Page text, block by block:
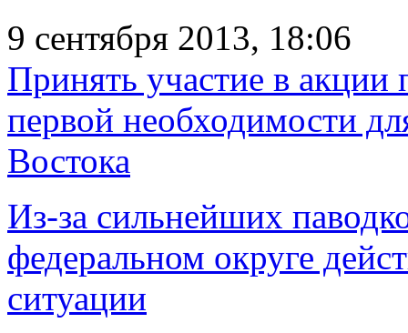
9 сентября 2013, 18:06
Принять участие в акции
первой необходимости
Востока
Из-за сильнейших
федеральном округе
ситуации